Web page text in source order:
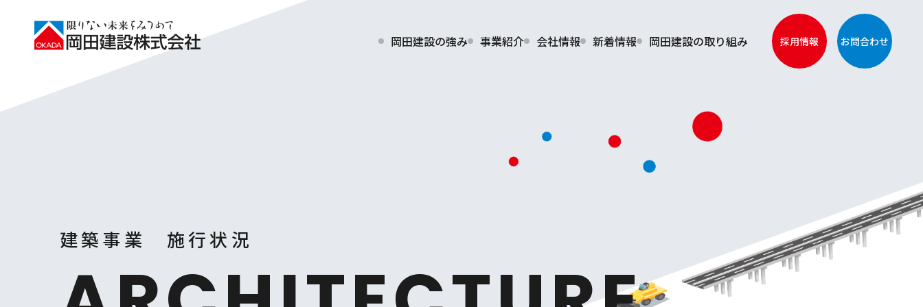
岡田建設の強み 事業紹介 会社情報 新着情報 採用情報 お問合わせ
岡田建設の取り組み
建築事業 施行状況